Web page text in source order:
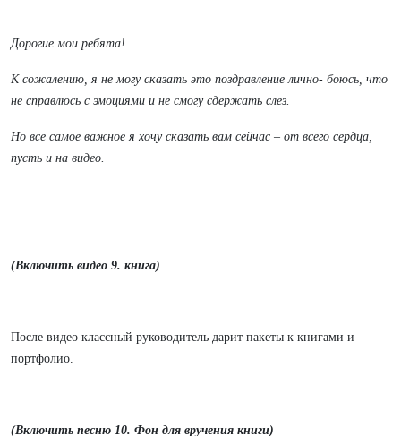
Дорогие мои ребята!
К сожалению, я не могу сказать это поздравление лично- боюсь, что
не справлюсь с эмоциями и не смогу сдержать слез.
Но все самое важное я хочу сказать вам сейчас – от всего сердца,
пусть и на видео.
(Включить видео 9. книга)
После видео классный руководитель дарит пакеты к книгами и
портфолио.
(Включить песню 10. Фон для вручения книги)